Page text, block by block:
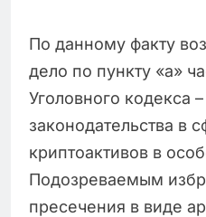
По данному факту
дело по пункту «а»
Уголовного кодекса
законодательства в
криптоактивов в
Подозреваемым
пресечения в виде